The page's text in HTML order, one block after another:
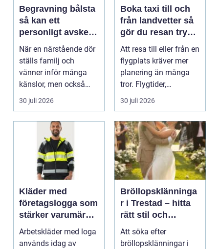
Begravning bålsta
så kan ett
personligt avsked
formas
När en närstående dör
ställs familj och
vänner inför många
känslor, men också
praktiska beslut. En b...
30 juli 2026
Boka taxi till och
från landvetter så
gör du resan trygg
och smidig
Att resa till eller från en
flygplats kräver mer
planering än många
tror. Flygtider,
packning, säker...
30 juli 2026
Kläder med
företagslogga som
stärker varumärket
varje dag
Arbetskläder med loga
används idag av
Bröllopsklänninga
r i Trestad – hitta
rätt stil och
passform inför den
stora dagen
Att söka efter
bröllopsklänningar i